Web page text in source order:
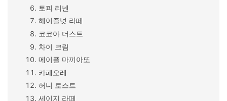
토피 리넨
헤이즐넛 라떼
코코아 더스트
차이 크림
메이플 마끼아또
카페오레
허니 로스트
세이지 라떼